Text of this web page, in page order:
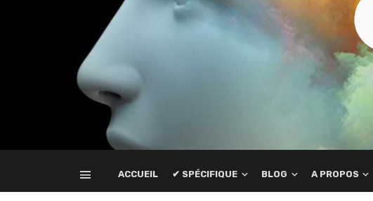
ACCUEIL ✔ SPÉCIFIQUE BLOG A PROPOS